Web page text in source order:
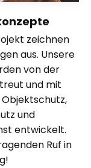
zeichnen
aus. Unsere
von der
und mit
und
entwickelt.
Ruf in